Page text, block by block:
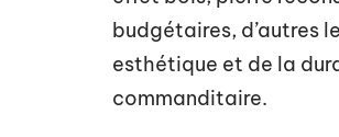
budgétaires, d’autres
esthétique et de la
commanditaire.